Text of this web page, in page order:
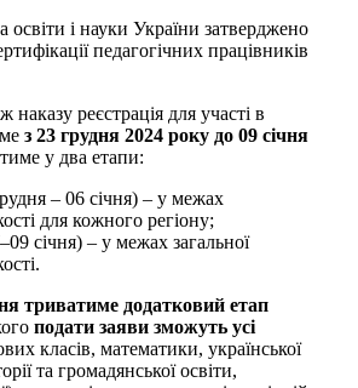
освіти і науки України затверджено
педагогічних працівників
наказу реєстрація для участі в
з 23 грудня 2024 року до 09 січня
у два етапи:
– 06 січня) – у межах
для кожного регіону;
січня) – у межах загальної
триватиме додатковий етап
подати заяви зможуть усі
класів, математики, української
та громадянської освіти,